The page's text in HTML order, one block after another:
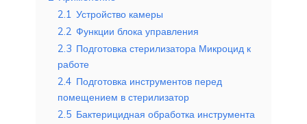
2.1 Устройство камеры
2.2 Функции блока управления
2.3 Подготовка стерилизатора Микроцид к
работе
2.4 Подготовка инструментов перед
помещением в стерилизатор
2.5 Бактерицидная обработка инструмента